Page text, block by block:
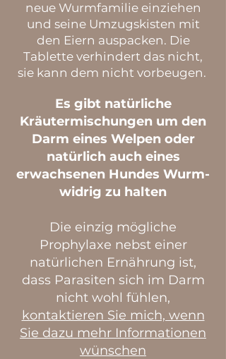
neue Wurmfamilie einziehen
und seine Umzugskisten mit
den Eiern auspacken. Die
Tablette verhindert das nicht,
sie kann dem nicht vorbeugen.
Es gibt natürliche
Kräutermischungen um den
Darm eines Welpen oder
natürlich auch eines
erwachsenen Hundes Wurm-
widrig zu halten
Die einzig mögliche
Prophylaxe nebst einer
natürlichen Ernährung ist,
dass Parasiten sich im Darm
nicht wohl fühlen,
kontaktieren Sie mich, wenn
Sie dazu mehr Informationen
wünschen